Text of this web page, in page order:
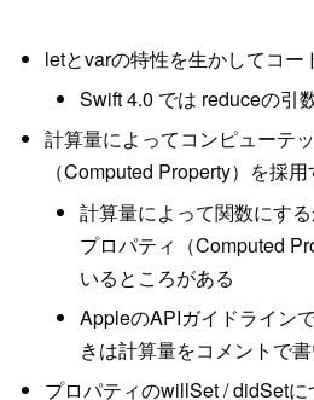
letとvarの特性を生かしてコー
Swift 4.0 では reduceの引
計算量によってコンピューテ
（Computed Property）を採用
計算量によって関数にす
プロパティ（Computed
いるところがある
AppleのAPIガイドライン
きは計算量をコメントで
プロパティのwillSet / didSetに